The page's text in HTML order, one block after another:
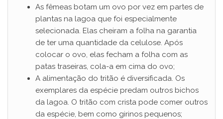
As fêmeas botam um ovo por vez em partes de
plantas na lagoa que foi especialmente
selecionada. Elas cheiram a folha na garantia
de ter uma quantidade da celulose. Após
colocar o ovo, elas fecham a folha com as
patas traseiras, cola-a em cima do ovo;
A alimentação do tritão é diversificada. Os
exemplares da espécie predam outros bichos
da lagoa. O tritão com crista pode comer outros
da espécie, bem como girinos pequenos;